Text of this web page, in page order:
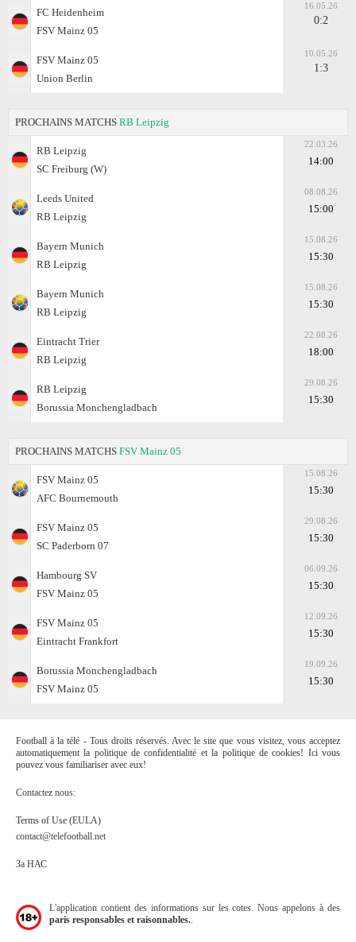
FC Heidenheim
FSV Mainz 05
16.05.26
0:2
FSV Mainz 05
Union Berlin
10.05.26
1:3
PROCHAINS MATCHS RB Leipzig
RB Leipzig
SC Freiburg (W)
22.03.26
14:00
Leeds United
RB Leipzig
08.08.26
15:00
Bayern Munich
RB Leipzig
15.08.26
15:30
Bayern Munich
RB Leipzig
15.08.26
15:30
Eintracht Trier
RB Leipzig
22.08.26
18:00
RB Leipzig
Borussia Monchengladbach
29.08.26
15:30
PROCHAINS MATCHS FSV Mainz 05
FSV Mainz 05
AFC Bournemouth
15.08.26
15:30
FSV Mainz 05
SC Paderborn 07
29.08.26
15:30
Hambourg SV
FSV Mainz 05
06.09.26
15:30
FSV Mainz 05
Eintracht Frankfоrt
12.09.26
15:30
Borussia Monchengladbach
FSV Mainz 05
19.09.26
15:30
Football à la télé - Tous droits réservés. Avec le site que vous visitez, vous acceptez
automatiquement la politique de confidentialité et la politique de cookies! Ici vous
pouvez vous familiariser avec eux!
Contactez nous:
Terms of Use (EULA)
contact@telefootball.net
За НАС
L'application contient des informations sur les cotes. Nous appelons à des
paris responsables et raisonnables.